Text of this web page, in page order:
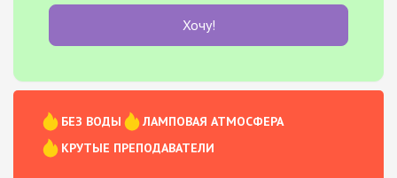
Хочу!
БЕЗ ВОДЫ
ЛАМПОВАЯ АТМОСФЕРА
КРУТЫЕ ПРЕПОДАВАТЕЛИ